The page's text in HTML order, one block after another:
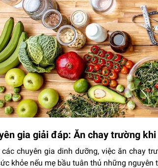
gia giải đáp: Ăn chay trường
các chuyên gia dinh dưỡng, việc ăn chay
khỏe nếu mẹ bầu tuân thủ những nguyên